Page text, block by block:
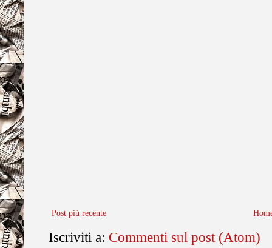
Post più recente
Iscriviti a: Commenti sul post (Atom)